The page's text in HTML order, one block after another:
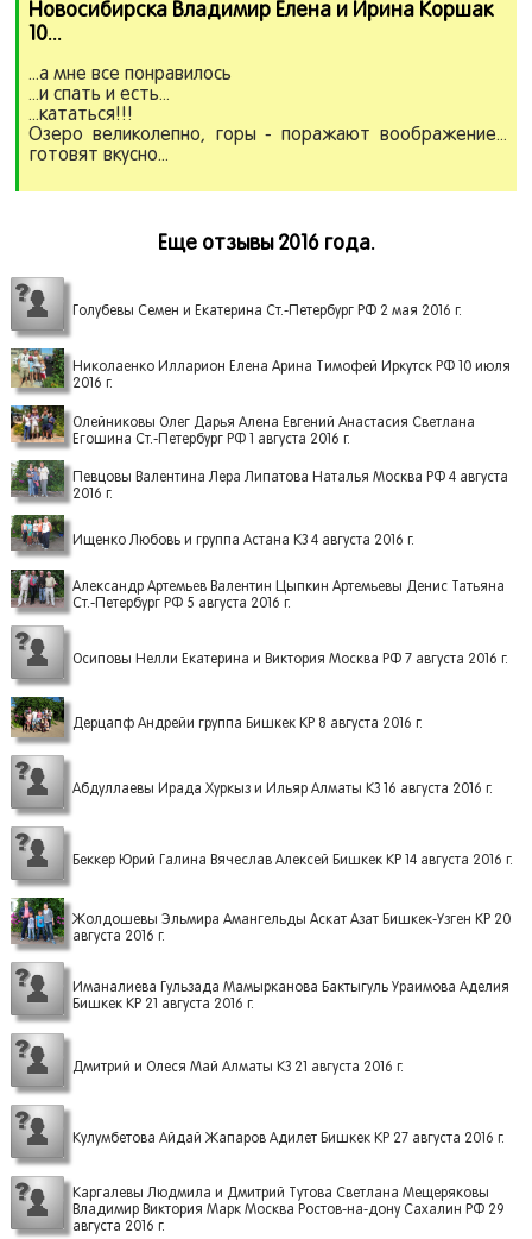
Новосибирска Владимир Елена и Ирина Коршак
10...
...а мне все понравилось
...и спать и есть...
...кататься!!!
Озеро великолепно, горы - поражают воображение...
готовят вкусно...
Еще отзывы 2016 года.
Голубевы Семен и Екатерина Ст.-Петербург РФ 2 мая 2016 г.
Николаенко Илларион Елена Арина Тимофей Иркутск РФ 10 июля
2016 г.
Олейниковы Олег Дарья Алена Евгений Анастасия Светлана
Егошина Ст.-Петербург РФ 1 августа 2016 г.
Певцовы Валентина Лера Липатова Наталья Москва РФ 4 августа
2016 г.
Ищенко Любовь и группа Астана КЗ 4 августа 2016 г.
Александр Артемьев Валентин Цыпкин Артемьевы Денис Татьяна
Ст.-Петербург РФ 5 августа 2016 г.
Осиповы Нелли Екатерина и Виктория Москва РФ 7 августа 2016 г.
Дерцапф Андрейи группа Бишкек КР 8 августа 2016 г.
Абдуллаевы Ирада Хуркыз и Ильяр Алматы КЗ 16 августа 2016 г.
Беккер Юрий Галина Вячеслав Алексей Бишкек КР 14 августа 2016 г.
Жолдошевы Эльмира Амангельды Аскат Азат Бишкек-Узген КР 20
августа 2016 г.
Иманалиева Гульзада Мамырканова Бактыгуль Ураимова Аделия
Бишкек КР 21 августа 2016 г.
Дмитрий и Олеся Май Алматы КЗ 21 августа 2016 г.
Кулумбетова Айдай Жапаров Адилет Бишкек КР 27 августа 2016 г.
Каргалевы Людмила и Дмитрий Тутова Светлана Мещеряковы
Владимир Виктория Марк Москва Ростов-на-дону Сахалин РФ 29
августа 2016 г.